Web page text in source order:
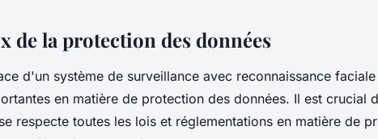
de la protection des données
d'un système de surveillance avec reconnaissance
en matière de protection des données. Il est crucial
respecte toutes les lois et réglementations en matière de